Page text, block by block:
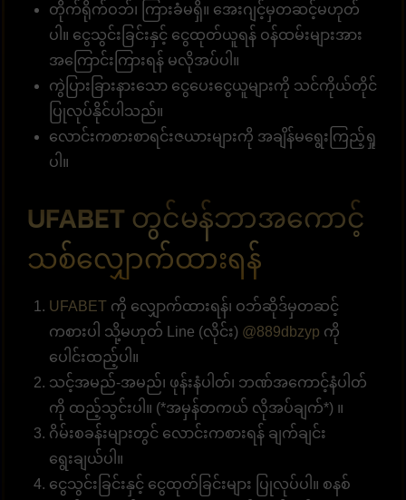
တိုက်ရိုက်ဝဘ်၊ ကြားခံမရှိ။ အေးဂျင့်မှတဆင့်မဟုတ်
ပါ။ ငွေသွင်းခြင်းနှင့် ငွေထုတ်ယူရန် ဝန်ထမ်းများအား
အကြောင်းကြားရန် မလိုအပ်ပါ။
ကွဲပြားခြားနားသော ငွေပေးငွေယူများကို သင်ကိုယ်တိုင်
ပြုလုပ်နိုင်ပါသည်။
လောင်းကစားစာရင်းဇယားများကို အချိန်မရွေးကြည့်ရှု
ပါ။
UFABET တွင်မန်ဘာအကောင့်
သစ်လျှောက်ထားရန်
UFABET ကို လျှောက်ထားရန်၊ ဝဘ်ဆိုဒ်မှတဆင့်
ကစားပါ သို့မဟုတ် Line (လိုင်း) @889dbzyp ကို
ပေါင်းထည့်ပါ။
သင့်အမည်-အမည်၊ ဖုန်းနံပါတ်၊ ဘဏ်အကောင့်နံပါတ်
ကို ထည့်သွင်းပါ။ (*အမှန်တကယ် လိုအပ်ချက်*) ။
ဂိမ်းစခန်းများတွင် လောင်းကစားရန် ချက်ချင်း
ရွေးချယ်ပါ။
ငွေသွင်းခြင်းနှင့် ငွေထုတ်ခြင်းများ ပြုလုပ်ပါ။ စနစ်